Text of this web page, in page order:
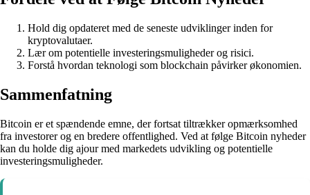
Hold dig opdateret med de seneste udviklinger inden for
kryptovalutaer.
Lær om potentielle investeringsmuligheder og risici.
Forstå hvordan teknologi som blockchain påvirker økonomien.
Sammenfatning
Bitcoin er et spændende emne, der fortsat tiltrækker opmærksomhed
fra investorer og en bredere offentlighed. Ved at følge Bitcoin nyheder
kan du holde dig ajour med markedets udvikling og potentielle
investeringsmuligheder.